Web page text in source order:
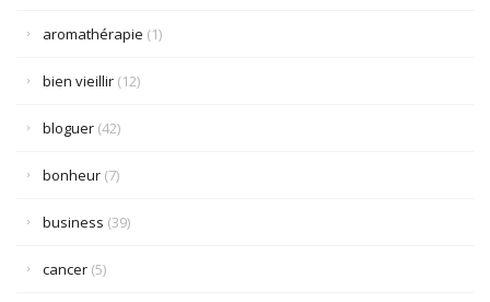
aromathérapie (1)
bien vieillir (12)
bloguer (42)
bonheur (7)
business (39)
cancer (5)